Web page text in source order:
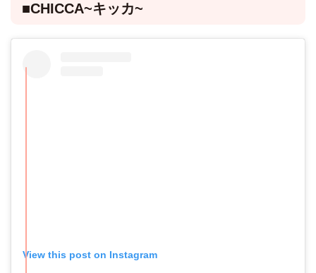
■CHICCA~キッカ~
View this post on Instagram